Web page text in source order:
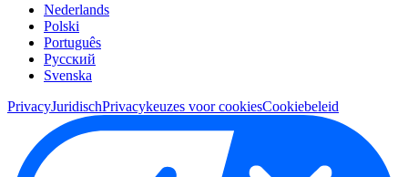
Nederlands
Polski
Português
Pусский
Svenska
PrivacyJuridischPrivacykeuzes voor cookiesCookiebeleid